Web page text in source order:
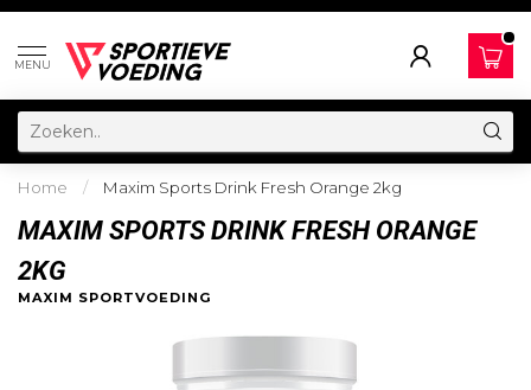
MENU
Home / Maxim Sports Drink Fresh Orange 2kg
MAXIM SPORTS DRINK FRESH ORANGE
2KG
MAXIM SPORTVOEDING